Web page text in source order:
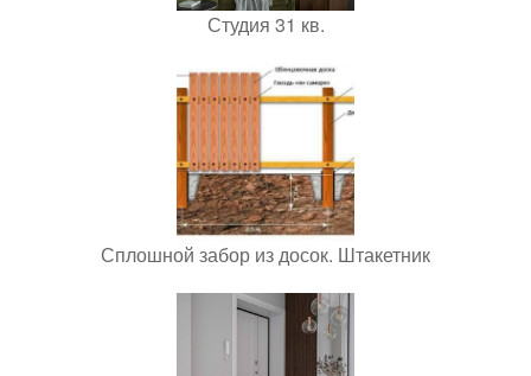
Студия 31 кв.
Сплошной забор из досок. Штакетник